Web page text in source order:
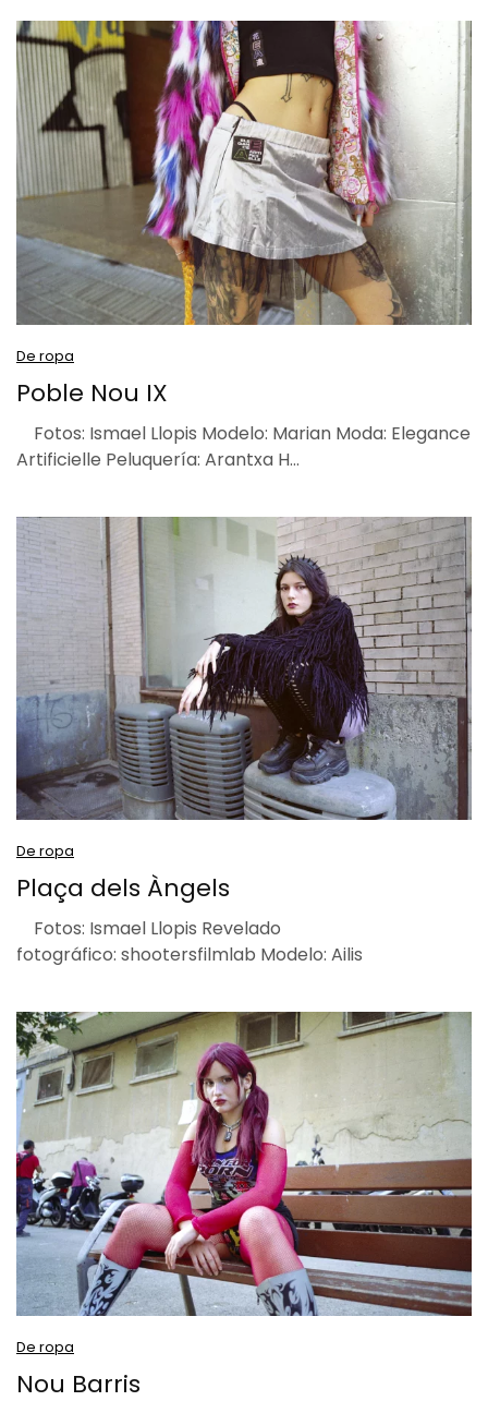
De ropa
Poble Nou IX
Fotos: Ismael Llopis Modelo: Marian Moda: Elegance
Artificielle Peluquería: Arantxa H…
De ropa
Plaça dels Àngels
Fotos: Ismael Llopis Revelado
fotográfico: shootersfilmlab Modelo: Ailis
De ropa
Nou Barris